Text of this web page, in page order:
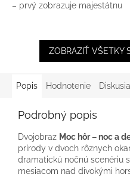
– prvý zobrazuje majestátnu
ZOBRAZIŤ VŠETKY
Popis Hodnotenie Diskusia
Podrobný popis
Dvojobraz Moc hôr – noc a
prírody v dvoch rôznych
dramatickú nočnú scenériu
mesiacom nad divokými